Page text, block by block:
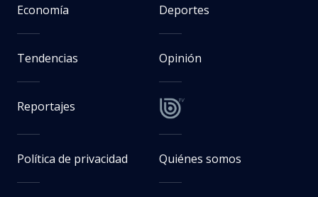
Economía Deportes
Tendencias Opinión
Reportajes
Política de privacidad Quiénes somos